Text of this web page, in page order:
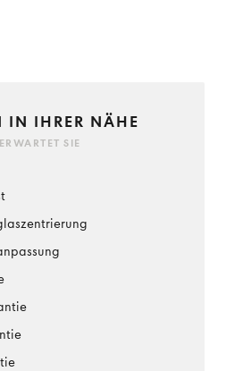
IN IHRER NÄHE
SIE